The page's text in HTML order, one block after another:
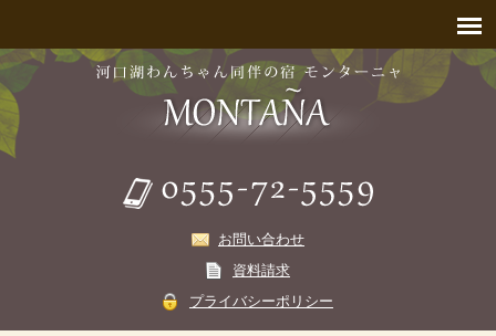
お問い合わせ
資料請求
プライバシーポリシー